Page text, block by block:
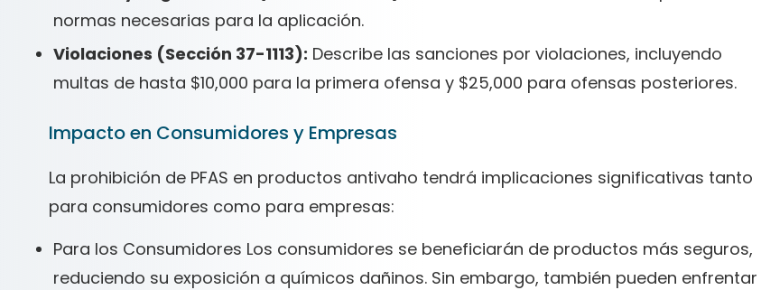
normas necesarias para la aplicación.
Violaciones (Sección 37-1113): Describe las sanciones por violaciones, incluyendo
multas de hasta $10,000 para la primera ofensa y $25,000 para ofensas posteriores.
Impacto en Consumidores y Empresas
La prohibición de PFAS en productos antivaho tendrá implicaciones significativas tanto
para consumidores como para empresas:
Para los Consumidores Los consumidores se beneficiarán de productos más seguros,
reduciendo su exposición a químicos dañinos. Sin embargo, también pueden enfrentar